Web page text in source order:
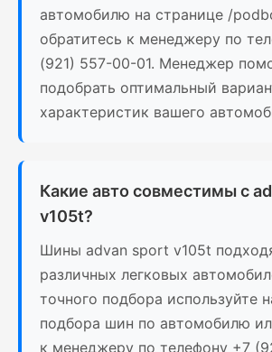
автомобилю на странице /
обратитесь к менеджеру по
(921) 557-00-01. Менеджер
подобрать оптимальный
характеристик вашего
Какие авто совместимы с
v105t?
Шины advan sport v105t
различных легковых
точного подбора используйте
подбора шин по автомобилю
к менеджеру по телефону +7